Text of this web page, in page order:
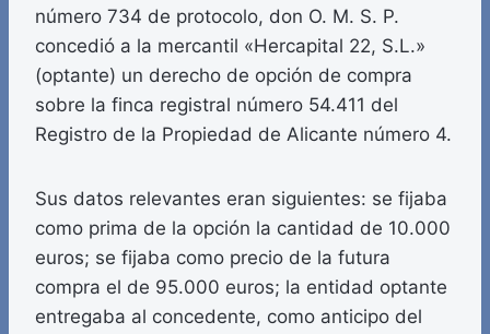
número 734 de protocolo, don O. M. S. P.
concedió a la mercantil «Hercapital 22, S.L.»
(optante) un derecho de opción de compra
sobre la finca registral número 54.411 del
Registro de la Propiedad de Alicante número 4.
Sus datos relevantes eran siguientes: se fijaba
como prima de la opción la cantidad de 10.000
euros; se fijaba como precio de la futura
compra el de 95.000 euros; la entidad optante
entregaba al concedente, como anticipo del